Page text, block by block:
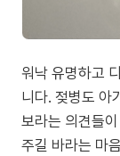
워낙 유명하고
니다. 젖병도 아
보라는 의견들
주길 바라는 마